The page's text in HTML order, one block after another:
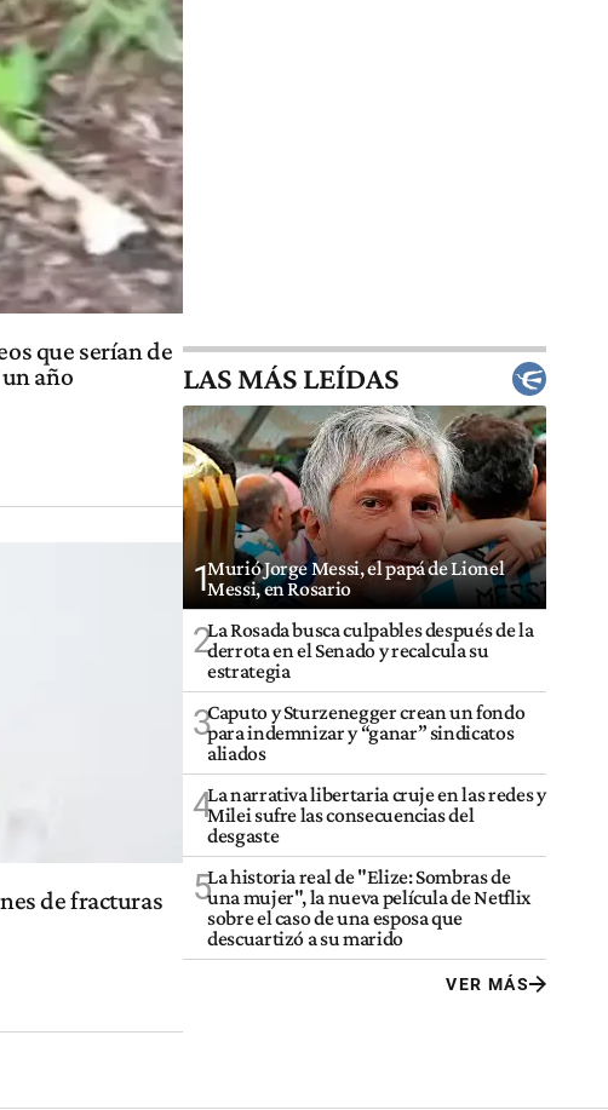
que serían de
año
de fracturas
LAS MÁS LEÍDAS
1Murió Jorge Messi, el papá de Lionel
Messi, en Rosario
2La Rosada busca culpables después de la
derrota en el Senado y recalcula su
estrategia
3Caputo y Sturzenegger crean un fondo
para indemnizar y “ganar” sindicatos
aliados
4La narrativa libertaria cruje en las redes y
Milei sufre las consecuencias del
desgaste
5La historia real de "Elize: Sombras de
una mujer", la nueva película de Netflix
sobre el caso de una esposa que
descuartizó a su marido
VER MÁS